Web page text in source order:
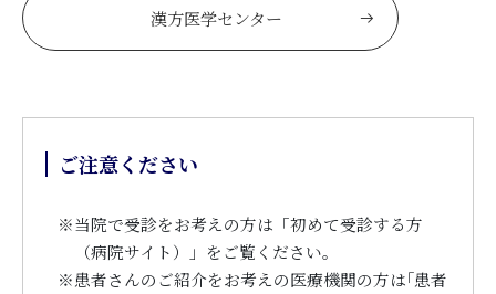
漢方医学センター
ご注意ください
※当院で受診をお考えの方は「初めて受診する方
（病院サイト）」をご覧ください。
※患者さんのご紹介をお考えの医療機関の方は｢患者